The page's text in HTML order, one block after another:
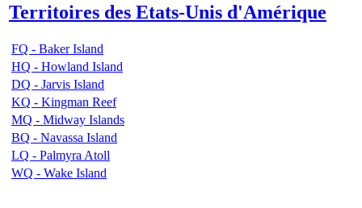
Territoires des Etats-Unis d'Amérique
FQ - Baker Island
HQ - Howland Island
DQ - Jarvis Island
KQ - Kingman Reef
MQ - Midway Islands
BQ - Navassa Island
LQ - Palmyra Atoll
WQ - Wake Island